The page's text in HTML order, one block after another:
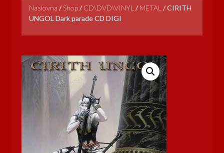
Naslovna / Shop/ CD\DVD\VINYL / METAL /CIRITH
UNGOL Dark parade CD DIGI